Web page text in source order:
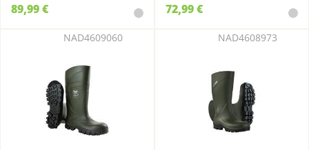
89,99 € 72,99 €
NAD4609060 NAD4608973